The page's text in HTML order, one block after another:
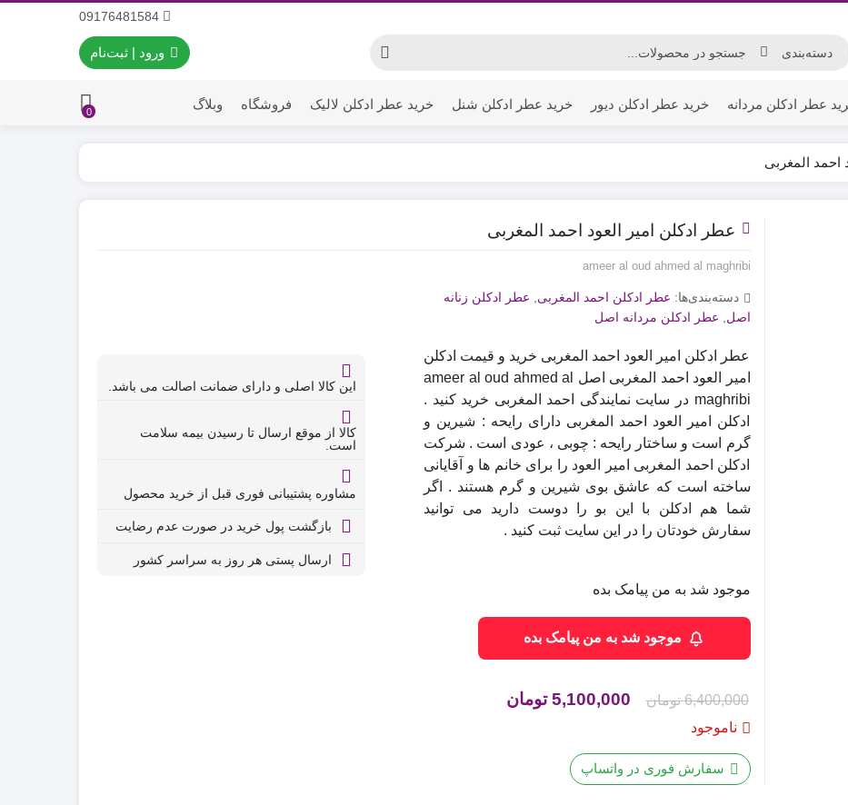
ورود | ثبت‌نام
عطر ادکلن مردانه خرید عطر ادکلن دیور خرید عطر ادکلن شنل خرید عطر ادکلن لالیک فروشگاه وبلاگ 0
احمد المغربی
عطر ادکلن امیر العود احمد المغربی
ameer al oud ahmed al maghribi
دسته‌بندی‌ها: عطر ادکلن احمد المغربی
عطر ادکلن زنانه
اصل
عطر ادکلن مردانه اصل
عطر ادکلن امیر العود احمد المغربی خرید و قیمت ادکلن
امیر العود احمد المغربی اصل ameer al oud ahmed al
maghribi در سایت نمایندگی احمد المغربی خرید کنید .
ادکلن امیر العود احمد المغربی دارای رایحه : شیرین و
گرم است و ساختار رایحه : چوبی ، عودی است . شرکت
ادکلن احمد المغربی امیر العود را برای خانم ها و آقایانی
ساخته است که عاشق بوی شیرین و گرم هستند . اگر
شما هم ادکلن با این بو را دوست دارید می توانید
سفارش خودتان را در این سایت ثبت کنید .
این کالا اصلی و دارای ضمانت اصالت می باشد.
کالا از موقع ارسال تا رسیدن بیمه سلامت
است.
مشاوره پشتیبانی فوری قبل از خرید محصول
بازگشت پول خرید در صورت عدم رضایت
ارسال پستی هر روز به سراسر کشور
موجود شد به من پیامک بده
موجود شد به من پیامک بده
6,400,000 تومان
قیمت
بود.
5,100,000 تومان
ناموجود
سفارش فوری در واتساپ